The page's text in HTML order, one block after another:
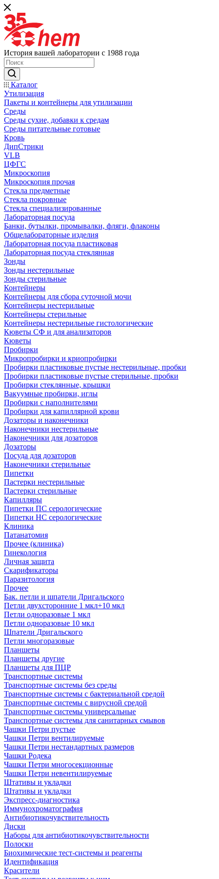
История вашей лаборатории с 1988 года
Каталог
Утилизация
Пакеты и контейнеры для утилизации
Среды
Среды сухие, добавки к средам
Среды питательные готовые
Кровь
ДипСтрики
VLB
ЦФГС
Микроскопия
Микроскопия прочая
Стекла предметные
Стекла покровные
Стекла специализированные
Лабораторная посуда
Банки, бутылки, промывалки, фляги, флаконы
Общелабораторные изделия
Лабораторная посуда пластиковая
Лабораторная посуда стеклянная
Зонды
Зонды нестерильные
Зонды стерильные
Контейнеры
Контейнеры для сбора суточной мочи
Контейнеры нестерильные
Контейнеры стерильные
Контейнеры нестерильные гистологические
Кюветы СФ и для анализаторов
Кюветы
Пробирки
Микропробирки и криопробирки
Пробирки пластиковые пустые нестерильные, пробки
Пробирки пластиковые пустые стерильные, пробки
Пробирки стеклянные, крышки
Вакуумные пробирки, иглы
Пробирки с наполнителями
Пробирки для капиллярной крови
Дозаторы и наконечники
Наконечники нестерильные
Наконечники для дозаторов
Дозаторы
Посуда для дозаторов
Наконечники стерильные
Пипетки
Пастерки нестерильные
Пастерки стерильные
Капилляры
Пипетки ПС серологические
Пипетки НС серологические
Клиника
Патанатомия
Прочее (клиника)
Гинекология
Личная защита
Скарификаторы
Паразитология
Прочее
Бак. петли и шпатели Дригальского
Петли двухсторонние 1 мкл+10 мкл
Петли одноразовые 1 мкл
Петли одноразовые 10 мкл
Шпатели Дригальского
Петли многоразовые
Планшеты
Планшеты другие
Планшеты для ПЦР
Транспортные системы
Транспортные системы без среды
Транспортные системы с бактериальной средой
Транспортные системы с вирусной средой
Транспортные системы универсальные
Транспортные системы для санитарных смывов
Чашки Петри пустые
Чашки Петри вентилируемые
Чашки Петри нестандартных размеров
Чашки Родека
Чашки Петри многосекционные
Чашки Петри невентилируемые
Штативы и укладки
Штативы и укладки
Экспресс-диагностика
Иммунохроматография
Антибиотикочувствительность
Диски
Наборы для антибиотикочувствительности
Полоски
Биохимические тест-системы и реагенты
Идентификация
Красители